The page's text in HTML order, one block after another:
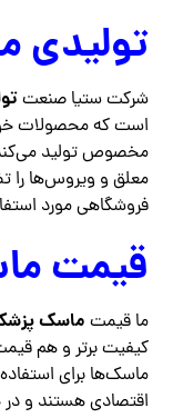
تولیدی
شرکت ستیا صنعت
است که محصولات خود
مخصوص تولید
معلق و ویروس‌ها را
فروشگاهی مورد
قیمت
ما قیمت ماسک
کیفیت برتر و هم
ماسک‌ها برای
اقتصادی هستند و